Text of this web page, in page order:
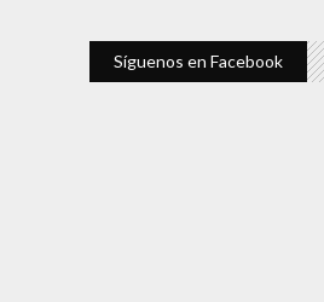
Síguenos en Facebook